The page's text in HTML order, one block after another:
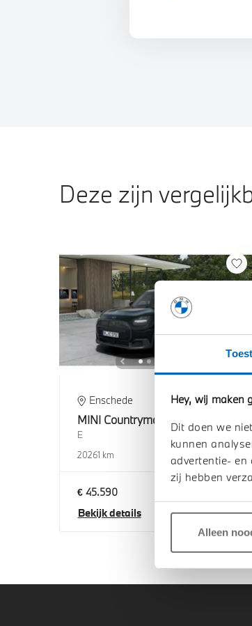
Hey, wij maken
Dit doen we
kunnen
advertentie- en
zij hebben
Alleen
Deze zijn
Enschede
MINI Countryman
E
20261 km
€ 45.590
Bekijk details